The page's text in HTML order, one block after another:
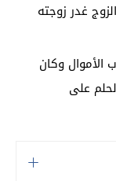
غدر زوجته
الأموال وكان
على